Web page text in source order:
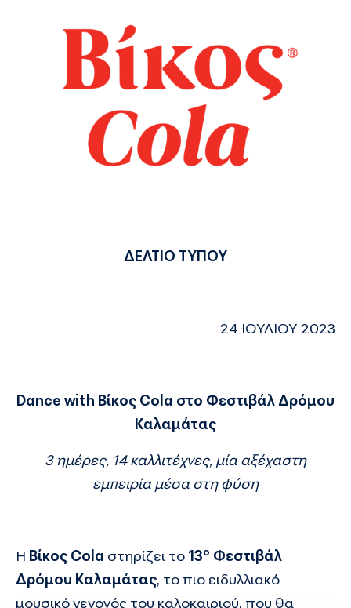
ΔΕΛΤΙΟ ΤΥΠΟΥ
24 ΙΟΥΛΙΟΥ 2023
Dance with Βίκος Cola στο Φεστιβάλ Δρόμου
Καλαμάτας
3 ημέρες, 14 καλλιτέχνες, μία αξέχαστη
εμπειρία μέσα στη φύση
Η Βίκος Cola στηρίζει το 13ο Φεστιβάλ
Δρόμου Καλαμάτας, το πιο ειδυλλιακό
μουσικό γεγονός του καλοκαιριού, που θα